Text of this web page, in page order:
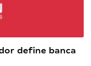
define banca